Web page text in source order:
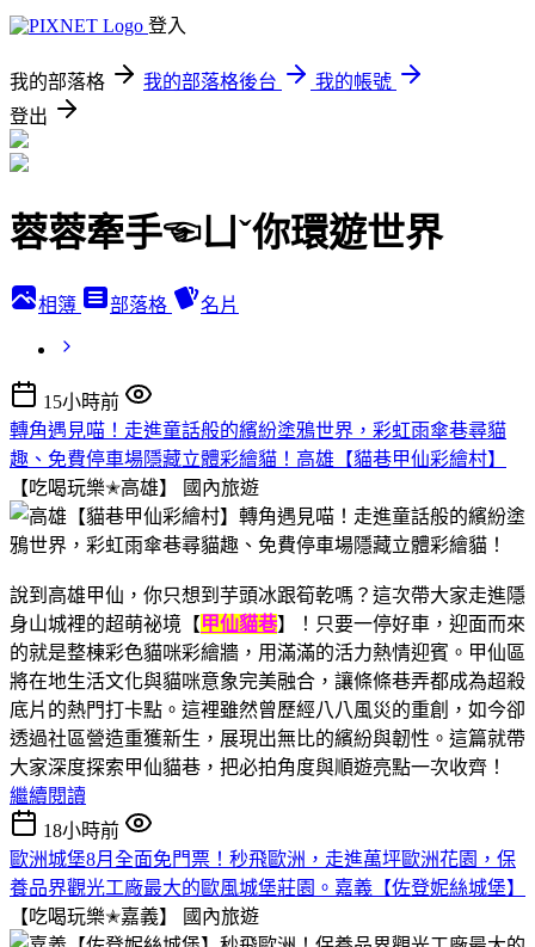
登入
我的部落格 我的部落格後台
我的帳號
登出
蓉蓉牽手☜ㄩˇ你環遊世界
相簿 部落格 名片
15小時前
轉角遇見喵！走進童話般的繽紛塗鴉世界，彩虹雨傘巷尋貓
趣、免費停車場隱藏立體彩繪貓！高雄【貓巷甲仙彩繪村】
【吃喝玩樂✭高雄】
國內旅遊
說到高雄甲仙，你只想到芋頭冰跟筍乾嗎？這次帶大家走進隱
身山城裡的超萌祕境【甲仙貓巷】！只要一停好車，迎面而來
的就是整棟彩色貓咪彩繪牆，用滿滿的活力熱情迎賓。甲仙區
將在地生活文化與貓咪意象完美融合，讓條條巷弄都成為超殺
底片的熱門打卡點。這裡雖然曾歷經八八風災的重創，如今卻
透過社區營造重獲新生，展現出無比的繽紛與韌性。這篇就帶
大家深度探索甲仙貓巷，把必拍角度與順遊亮點一次收齊！
繼續閱讀
18小時前
歐洲城堡8月全面免門票！秒飛歐洲，走進萬坪歐洲花園，保
養品界觀光工廠最大的歐風城堡莊園。嘉義【佐登妮絲城堡】
【吃喝玩樂✭嘉義】
國內旅遊